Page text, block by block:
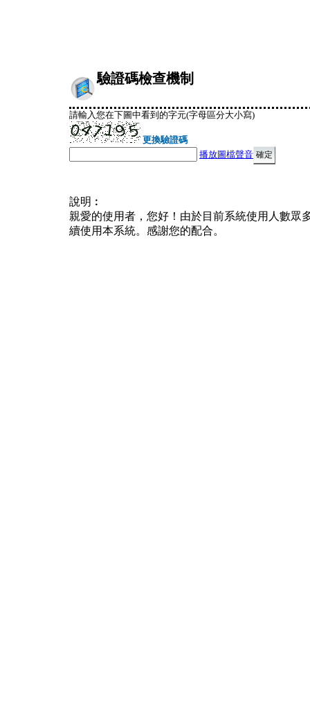
驗證碼檢查機制
請輸入您在下圖中看到的字元(字母區分大小寫)
更換驗證碼
播放圖檔聲音
說明︰
親愛的使用者，您好！由於目前系統使用人數眾
續使用本系統。感謝您的配合。